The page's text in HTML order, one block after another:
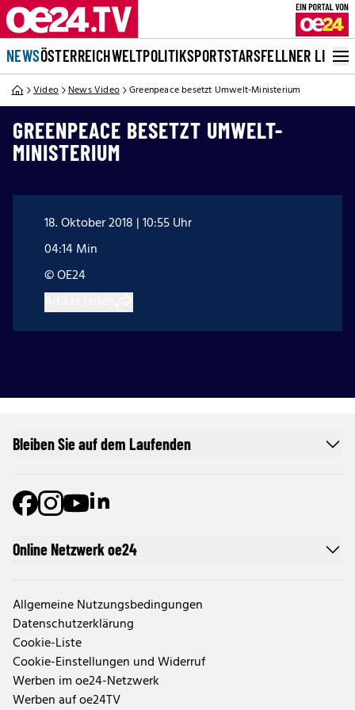
NEWSÖSTERREICHWELTPOLITIKSPORTSTARSFELLNER LIVE
Video News Video Greenpeace besetzt Umwelt-Ministerium
GREENPEACE BESETZT UMWELT-
MINISTERIUM
18. Oktober 2018 | 10:55 Uhr
04:14 Min
© OE24
Online Netzwerk oe24
Allgemeine Nutzungsbedingungen
Datenschutzerklärung
Cookie-Liste
Cookie-Einstellungen und Widerruf
Werben im oe24-Netzwerk
Werben auf oe24TV
Bleiben Sie auf dem Laufenden